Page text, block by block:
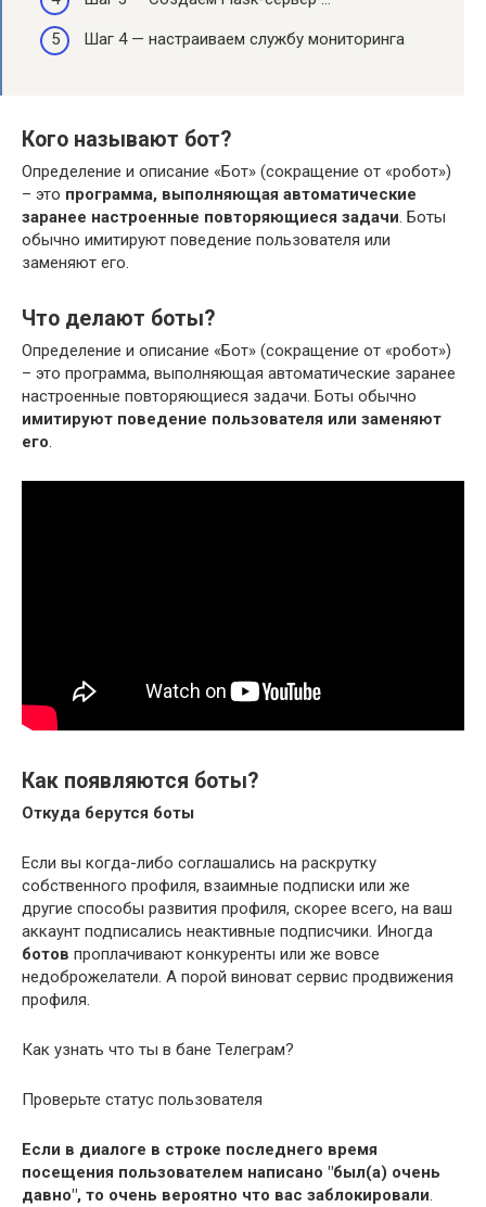
Шаг 4 — настраиваем службу мониторинга
Кого называют бот?
Определение и описание «Бот» (сокращение от «робот»)
– это программа, выполняющая автоматические
заранее настроенные повторяющиеся задачи. Боты
обычно имитируют поведение пользователя или
заменяют его.
Что делают боты?
Определение и описание «Бот» (сокращение от «робот»)
– это программа, выполняющая автоматические заранее
настроенные повторяющиеся задачи. Боты обычно
имитируют поведение пользователя или заменяют
его.
Как появляются боты?
Откуда берутся боты
Если вы когда-либо соглашались на раскрутку
собственного профиля, взаимные подписки или же
другие способы развития профиля, скорее всего, на ваш
аккаунт подписались неактивные подписчики. Иногда
ботов проплачивают конкуренты или же вовсе
недоброжелатели. А порой виноват сервис продвижения
профиля.
Как узнать что ты в бане Телеграм?
Проверьте статус пользователя
Если в диалоге в строке последнего время
посещения пользователем написано "был(а) очень
давно", то очень вероятно что вас заблокировали.